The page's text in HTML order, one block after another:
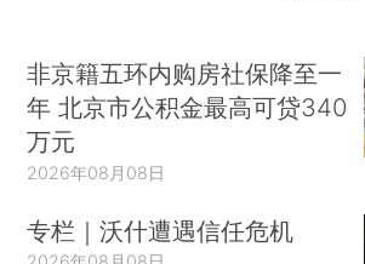
非京籍五环内购房社保降至一
年 北京市公积金最高可贷340
万元
2026年08月08日
专栏｜沃什遭遇信任危机